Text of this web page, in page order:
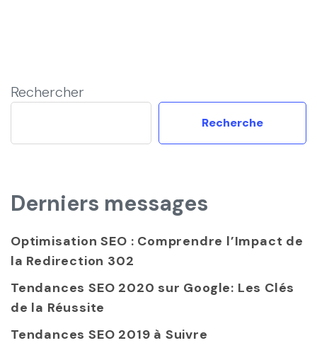
Rechercher
Recherche
Derniers messages
Optimisation SEO : Comprendre l’Impact de
la Redirection 302
Tendances SEO 2020 sur Google: Les Clés
de la Réussite
Tendances SEO 2019 à Suivre